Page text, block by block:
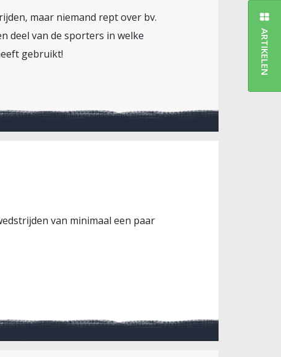
maar niemand rept over bv.
deel van de sporters in welke
gebruikt!
van minimaal een paar
ARTIKELEN